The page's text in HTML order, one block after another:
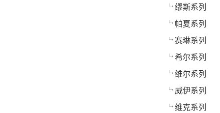
缪斯系列
帕夏系列
赛琳系列
希尔系列
维尔系列
威伊系列
维克系列